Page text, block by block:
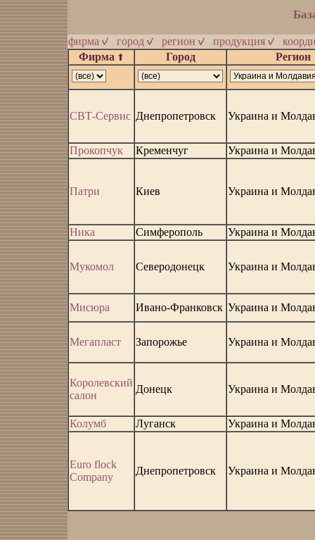
фирма город регион продукция
Фирма
Город Регион
СВТ-Сервис Днепропетровск Украина и
Прокопчук Кременчуг Украина и
Патри Киев Украина и
Ника Симферополь Украина и
Мукомол Северодонецк Украина и
Мисюра Ивано-Франковск Украина и
Мегапласт Запорожье Украина и
Королевский
салон
Донецк Украина и
Колумб Луганск Украина и
Еuro flock
Company
Днепропетровск Украина и